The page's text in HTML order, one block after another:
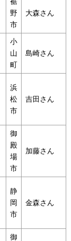
野
市
大森さん
小
山
町
島崎さん
浜
松
市
吉田さん
御
殿
場
市
加藤さん
静
岡
市
金森さん
御